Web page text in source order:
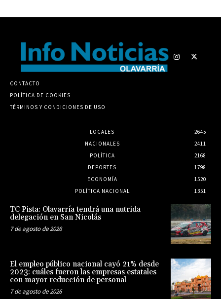
CONTACTO
POLÍTICA DE COOKIES
TÉRMINOS Y CONDICIONES DE USO
LOCALES
2645
NACIONALES
2411
POLÍTICA
2168
DEPORTES
1798
ECONOMÍA
1520
POLÍTICA NACIONAL
1351
TC Pista: Olavarría tendrá una nutrida
delegación en San Nicolás
7 de agosto de 2026
El empleo público nacional cayó 21% desde
2023: cuáles fueron las empresas estatales
con mayor reducción de personal
7 de agosto de 2026